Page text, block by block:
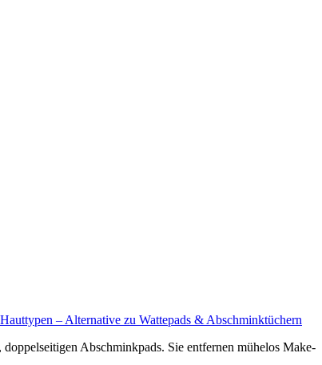
– Alternative zu Wattepads & Abschminktüchern
Abschminkpads. Sie entfernen mühelos Make-